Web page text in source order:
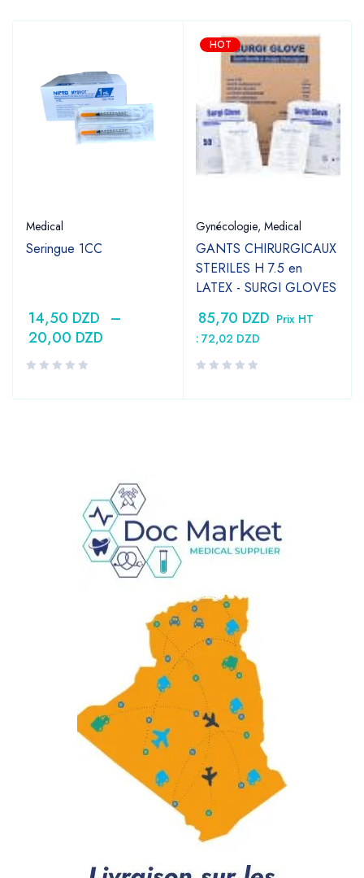
Medical
Seringue 1CC
14,50 DZD –
20,00 DZD
HOT
Gynécologie, Medical
GANTS CHIRURGICAUX
STERILES H 7.5 en
LATEX - SURGI GLOVES
85,70 DZD Prix HT
: 72,02 DZD